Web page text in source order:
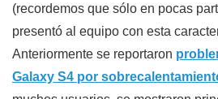
(recordemos que sólo en pocas
presentó al equipo con esta
Anteriormente se reportaron
Galaxy S4 por